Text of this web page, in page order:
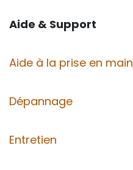
Aide & Support
Aide à la prise en main
Dépannage
Entretien